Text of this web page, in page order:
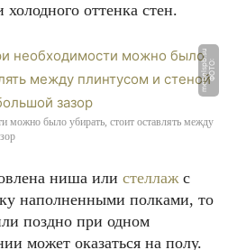
оттенка стен.
Ф
О
Т
О:
m
e
b
el
s
p
b.
s
u
можно было убирать, стоит оставлять между
ниша или стеллажс
наполненными полками, то
поздно при одном
может оказаться на полу.